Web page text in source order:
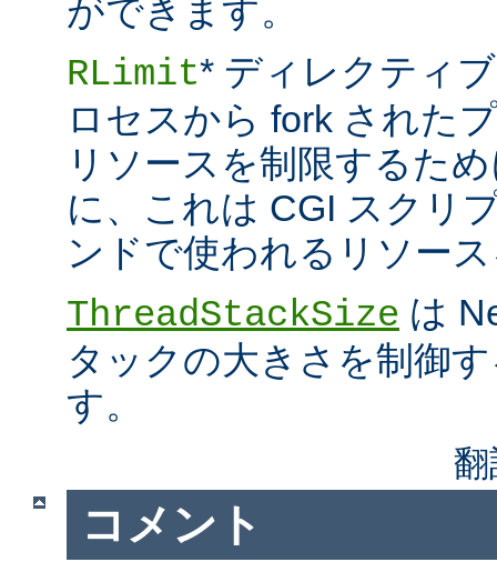
ができます。
RLimit* ディレクティ
ロセスから fork された
リソースを制限するた
に、これは CGI スクリ
ンドで使われるリソー
ThreadStackSize は
タックの大きさを制御
す。
コメント